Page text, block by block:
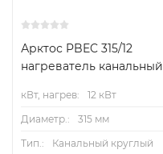
Арктос PBEC 315/12
нагреватель канальный
кВт, нагрев:
12 кВт
Диаметр.:
315 мм
Тип.:
Канальный круглый